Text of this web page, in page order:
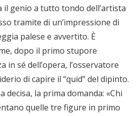
il genio a tutto tondo dell’artista
tramite di un’impressione di
palese e avvertito. È
dopo il primo stupore
in sé dell’opera, l’osservatore
di capire il “quid” del dipinto.
decisa, la prima domanda: «Chi
quelle tre figure in primo